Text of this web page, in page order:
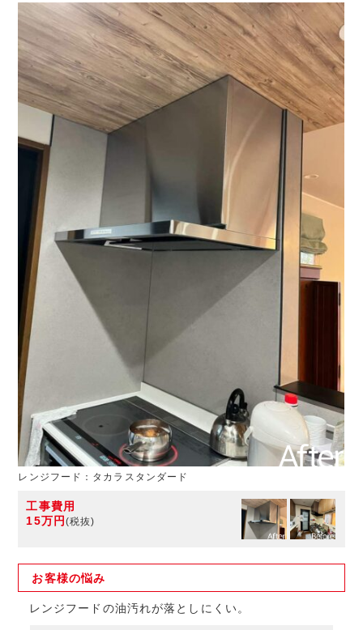
レンジフード：タカラスタンダード
工事費用
15万円 (税抜)
お客様の悩み
レンジフードの油汚れが落としにくい。